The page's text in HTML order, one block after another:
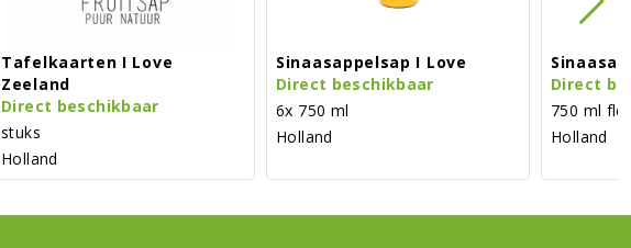
Tafelkaarten I Love
Zeeland
Direct beschikbaar
stuks
Holland
Sinaasappelsap I Love
Direct beschikbaar
6x 750 ml
Holland
Direct
750 ml
Holland